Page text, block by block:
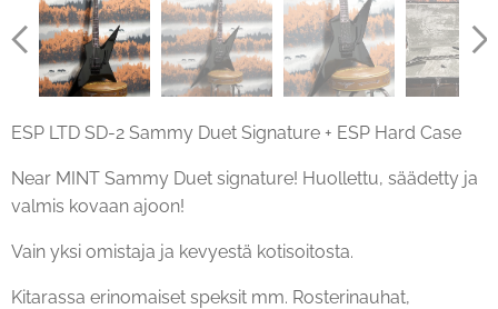
ESP LTD SD-2 Sammy Duet Signature + ESP Hard Case
Near MINT Sammy Duet signature! Huollettu, säädetty ja
valmis kovaan ajoon!
Vain yksi omistaja ja kevyestä kotisoitosta.
Kitarassa erinomaiset speksit mm. Rosterinauhat,